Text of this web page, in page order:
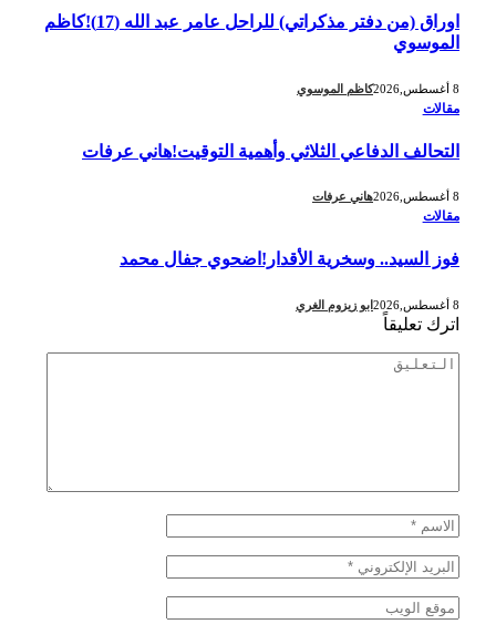
اوراق (من دفتر مذكراتي) للراحل عامر عبد الله (17)!كاظم
الموسوي
كاظم الموسوي
مقالات
التحالف الدفاعي الثلاثي وأهمية التوقيت!هاني عرفات
هاني عرفات
مقالات
فوز السيد.. وسخرية الأقدار!اضحوي جفال محمد
ابو زيزوم الغري
اترك تعليقاً